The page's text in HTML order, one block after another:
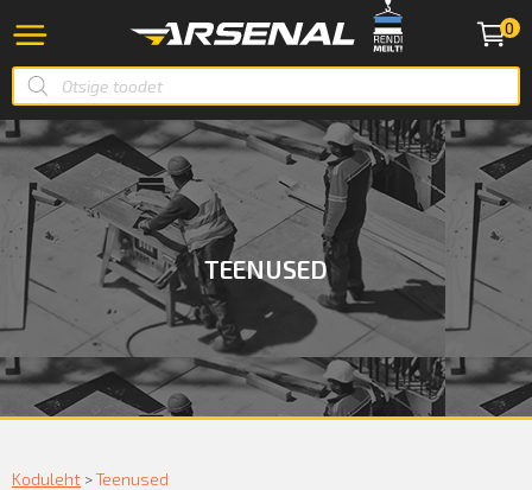
0
TEENUSED
Koduleht >Teenused